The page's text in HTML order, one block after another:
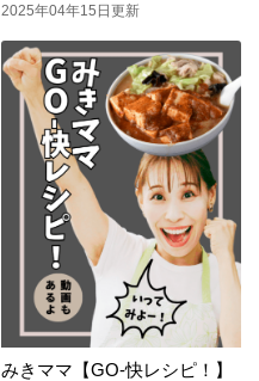
2025年04年15日更新
みきママ【GO-快レシピ！】